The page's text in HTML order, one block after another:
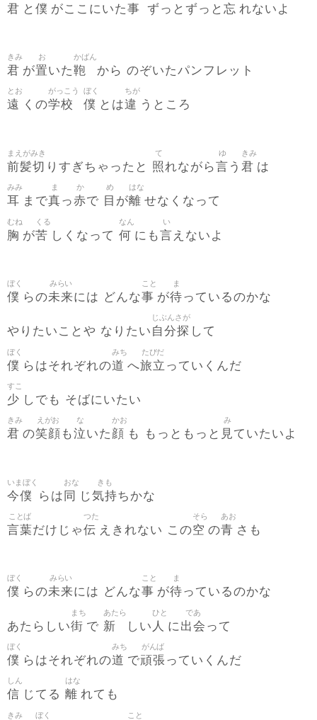
君 と 僕 がここにいた事 ずっとずっと 忘 れないよ
君
きみ
が置
お
いた鞄
かばん
から のぞいたパンフレット
遠
とお
くの学校
がっこう
僕
ぼく
とは違
ちが
うところ
前髪切
まえがみき
りすぎちゃったと 照
て
れながら言
ゆ
う 君
きみ
は
耳
みみ
まで真
ま
っ赤
か
で 目
め
が離
はな
せなくなって
胸
むね
が苦
くる
しくなって 何
なん
にも言
い
えないよ
僕
ぼく
らの未来
みらい
には どんな事
こと
が待
ま
っているのかな
やりたいことや なりたい 自分探
じぶんさが
して
僕
ぼく
らはそれぞれの道
みち
へ旅立
たびだ
っていくんだ
少
すこ
しでも そばにいたい
君
きみ
の笑顔
えがお
も泣
な
いた 顔
かお
も もっともっと 見
み
ていたいよ
今僕
いまぼく
らは 同
おな
じ気持
きも
ちかな
言葉
ことば
だけじゃ伝
つた
えきれない この空
そら
の青
あお
さも
僕
ぼく
らの未来
みらい
には どんな事
こと
が待
ま
っているのかな
あたらしい街
まち
で 新
あたら
しい 人
ひと
に出会
であ
って
僕
ぼく
らはそれぞれの道
みち
で頑張
がんば
っていくんだ
信
しん
じてる 離
はな
れても
きみ ぼく こと